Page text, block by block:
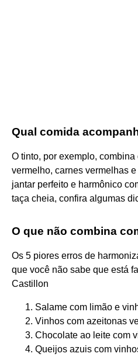
Qual comida
O tinto, por exemplo,
vermelho, carnes vermelhas
jantar perfeito e harmônico
taça cheia, confira algumas
O que não combina
Os 5 piores erros de
que você não sabe que está
Castillon
Salame com limão e
Vinhos com azeitonas
Chocolate ao leite com
Queijos azuis com